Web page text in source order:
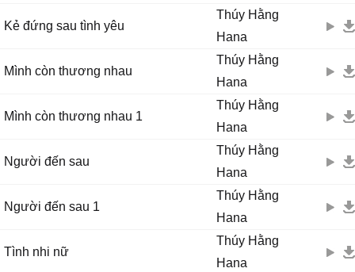
Kẻ đứng sau tình yêu
Thúy Hằng
Hana
Mình còn thương nhau
Thúy Hằng
Hana
Mình còn thương nhau 1
Thúy Hằng
Hana
Người đến sau
Thúy Hằng
Hana
Người đến sau 1
Thúy Hằng
Hana
Tình nhi nữ
Thúy Hằng
Hana